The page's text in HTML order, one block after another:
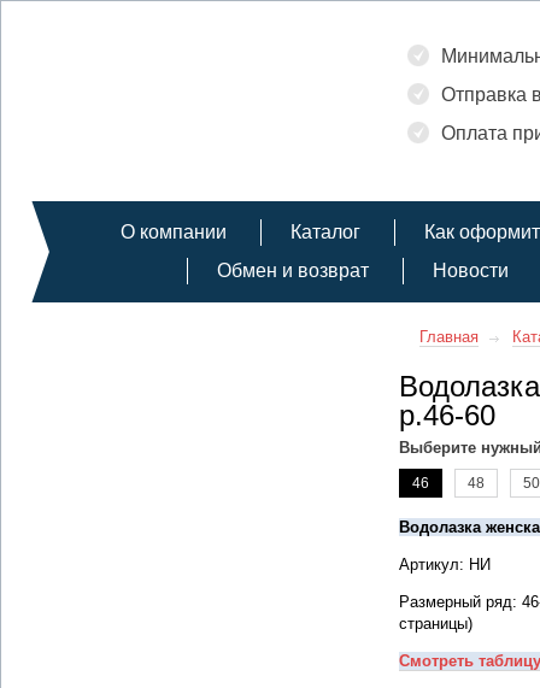
Отправка
Оплата
О компании Каталог
Как
Обмен и возврат
Новости
Главная
р.46-60
Выберите
46 48 50
Водолазка
Артикул: НИ
Размерный ряд:
страницы)
Смотреть